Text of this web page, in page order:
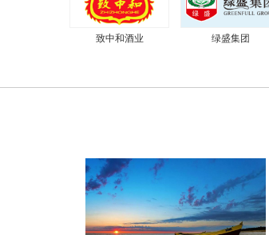
致中和酒业 绿盛集团